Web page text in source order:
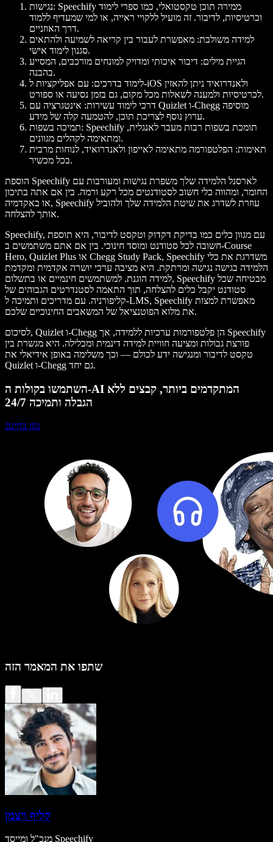
נגישות: Speechify ממירה תוכן טקסטואלי, כמו ספרי לימוד
וכרטיסיות, לדיבור. זה מועיל ללקויי ראייה, או למי שמעדיף ללמוד
דרך האוזניים.
למידה משולבת: מאפשרת לעבור בין קריאה לשמיעה ולהתאים
סגנון לימוד אישי.
הגיית מילים: דיבור איכותי ומדויק למונחים מורכבים, המסייע
בהבנה.
לימוד בדרכים: עם אפליקציות ל-iOS ולאנדרואיד ניתן להאזין
לכרטיסיות ולמענה לשאלות מכל מקום, גם בזמן נסיעה או ספורט.
דרכי לימוד עשירות: אינטגרציה עם Quizlet ו-Chegg מוסיפה
ערוץ נוסף לצריכת תוכן, להטמעה קלה של מידע.
תמיכה בשפות: Speechify תומכת בשפות רבות מעבר לאנגלית,
ומתאימה לקהלים מגוונים.
תאימות: הפלטפורמה מתאימה לאייפון ולאנדרואיד, לנוחות מרבית
בכל מכשיר.
הוספת Speechify לארסנל הלמידה שלך משפרת נגישות ומעורבות עם
החומר, ומהווה כלי חשוב לסטודנטים מכל רקע ורמה. בין אם אתה בתיכון
או באקדמיה, Speechify עוזרת לשדרג את שיטת הלמידה שלך ולהוביל
אותך להצלחה.
Speechify, עם מגוון כלים כמו בדיקת דקדוק וטקסט לדיבור, היא תוספת
חשובה לכל סטודנט ומוסד חינוכי. בין אם אתם משתמשים ב-Course
Hero, Quizlet Plus או Chegg Study Pack, Speechify משדרגת את כלי
הלמידה בגישה נגישה ומרתקת. היא מציבה ערכי יושרה אקדמית ומקדמת
למידה הוגנת. למשתמשים חינמיים או בתשלום, Speechify מבטיחה שכל
סטודנט יקבל כלים להצלחה, תוך התאמה לסטנדרטים הגבוהים של
קליפורניה. עם מדריכים ותמיכה ל-LMS, Speechify מאפשרת למצות
את מלוא הפוטנציאל של המשאבים החינוכיים שלכם.
לסיכום, Quizlet ו-Chegg הן פלטפורמות ערכיות ללמידה, אך Speechify
פורצת גבולות ומציעה חוויית למידה דינמית ומכלילה. היא מגשרת בין
טקסט לדיבור ומנגישה ידע לכולם — וכך משלימה באופן אידיאלי את
Quizlet ו-Chegg גם יחד.
השתמשו בקולות ה-AI המתקדמים ביותר, קבצים ללא
הגבלה ותמיכה 24/7
נסו בחינם
שתפו את המאמר הזה
קליף ויצמן
מנכ"ל ומייסד Speechify